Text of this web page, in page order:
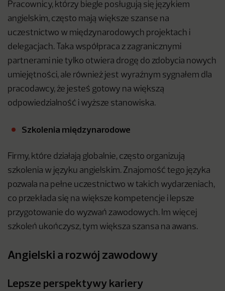
Pracownicy, którzy biegle posługują się językiem
angielskim, często mają większe szanse na
uczestnictwo w międzynarodowych projektach i
delegacjach. Taka współpraca z zagranicznymi
partnerami nie tylko otwiera drogę do zdobycia nowych
umiejętności, ale również jest wyraźnym sygnałem dla
pracodawcy, że jesteś gotowy na większą
odpowiedzialność i wyższe stanowiska.
Szkolenia międzynarodowe
Firmy, które działają globalnie, często organizują
szkolenia w języku angielskim. Znajomość tego języka
pozwala na pełne uczestnictwo w takich wydarzeniach,
co przekłada się na większe kompetencje i lepsze
przygotowanie do wyzwań zawodowych. Im więcej
szkoleń ukończysz, tym większa szansa na awans.
Angielski a rozwój zawodowy
Lepsze perspektywy kariery